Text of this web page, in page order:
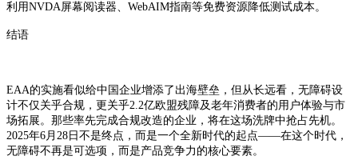
利用NVDA屏幕阅读器、WebAIM指南等免费资源降低测试成本。
结语
EAA的实施看似给中国企业增添了出海壁垒，但从长远看，无障碍设
计不仅关乎合规，更关乎2.2亿欧盟残障及老年消费者的用户体验与市
场拓展。那些率先完成合规改造的企业，将在这场洗牌中抢占先机。
2025年6月28日不是终点，而是一个全新时代的起点——在这个时代，
无障碍不再是可选项，而是产品竞争力的核心要素。